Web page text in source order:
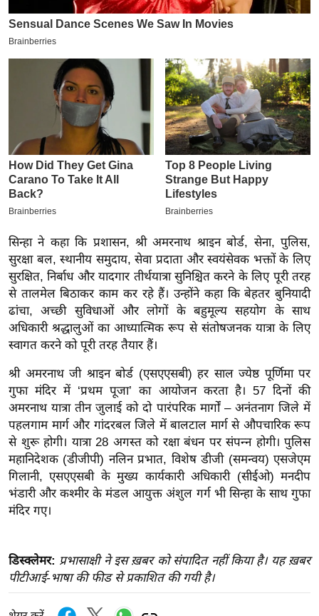
6
क्रा
इ
पे
प
र
मि
सा
ल
बे
मि
सा
ल
श
ख्सि
य
त
यं
ग
इं
डि
या
त्य
ज
सिन्हा ने कहा कि प्रशासन, श्री अमरनाथ श्राइन बोर्ड, सेना, पुलिस,
सुरक्षा बल, स्थानीय समुदाय, सेवा प्रदाता और स्वयंसेवक भक्तों के लिए
सुरक्षित, निर्बाध और यादगार तीर्थयात्रा सुनिश्चित करने के लिए पूरी तरह
से तालमेल बिठाकर काम कर रहे हैं। उन्होंने कहा कि बेहतर बुनियादी
ढांचा, अच्छी सुविधाओं और लोगों के बहुमूल्य सहयोग के साथ
अधिकारी श्रद्धालुओं का आध्यात्मिक रूप से संतोषजनक यात्रा के लिए
स्वागत करने को पूरी तरह तैयार हैं।
श्री अमरनाथ जी श्राइन बोर्ड (एसएएसबी) हर साल ज्येष्ठ पूर्णिमा पर
गुफा मंदिर में ‘प्रथम पूजा’ का आयोजन करता है। 57 दिनों की
अमरनाथ यात्रा तीन जुलाई को दो पारंपरिक मार्गों – अनंतनाग जिले में
पहलगाम मार्ग और गांदरबल जिले में बालटाल मार्ग से औपचारिक रूप
से शुरू होगी। यात्रा 28 अगस्त को रक्षा बंधन पर संपन्न होगी। पुलिस
महानिदेशक (डीजीपी) नलिन प्रभात, विशेष डीजी (समन्वय) एसजेएम
गिलानी, एसएएसबी के मुख्य कार्यकारी अधिकारी (सीईओ) मनदीप
भंडारी और कश्मीर के मंडल आयुक्त अंशुल गर्ग भी सिन्हा के साथ गुफा
मंदिर गए।
डिस्क्लेमर: प्रभासाक्षी ने इस ख़बर को संपादित नहीं किया है। यह ख़बर
पीटीआई-भाषा की फीड से प्रकाशित की गयी है।